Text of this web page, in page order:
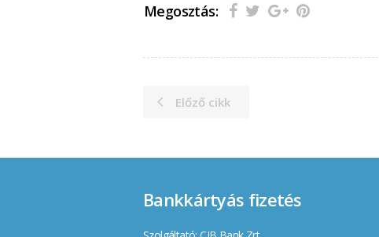
Megosztás:
Előző cikk
Bankkártyás fizetés